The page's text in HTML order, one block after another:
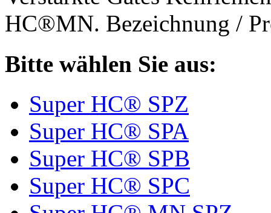
HC®MN. Bezeichnung /
Bitte wählen Sie aus:
Super HC® SPZ
Super HC® SPA
Super HC® SPB
Super HC® SPC